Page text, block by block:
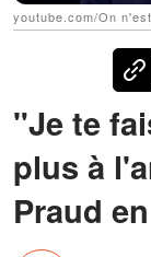
youtube.com/On
"Je te
plus à
Praud